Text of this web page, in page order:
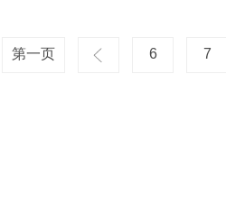
第一页 6 7